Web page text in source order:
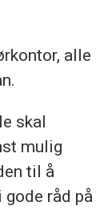
alle
skal
mulig
til å
gode råd på